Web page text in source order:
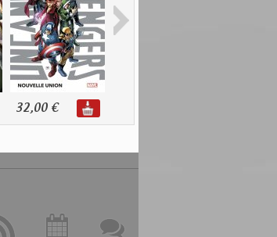
32,00 €